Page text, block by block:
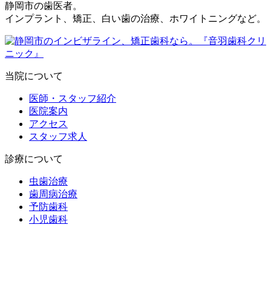
静岡市の歯医者。
インプラント、矯正、白い歯の治療、ホワイトニングなど。
当院について
医師・スタッフ紹介
医院案内
アクセス
スタッフ求人
診療について
虫歯治療
歯周病治療
予防歯科
小児歯科